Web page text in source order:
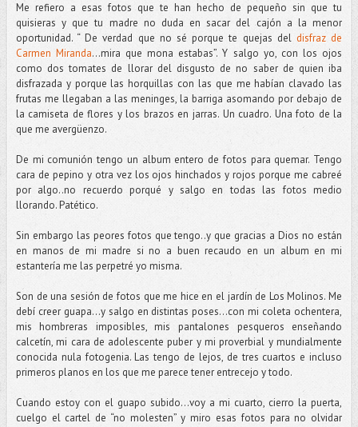
Me refiero a esas fotos que te han hecho de pequeño sin que tu
quisieras y que tu madre no duda en sacar del cajón a la menor
oportunidad. “ De verdad que no sé porque te quejas del disfraz de
Carmen Miranda…mira que mona estabas”. Y salgo yo, con los ojos
como dos tomates de llorar del disgusto de no saber de quien iba
disfrazada y porque las horquillas con las que me habían clavado las
frutas me llegaban a las meninges, la barriga asomando por debajo de
la camiseta de flores y los brazos en jarras. Un cuadro. Una foto de la
que me avergüenzo.
De mi comunión tengo un album entero de fotos para quemar. Tengo
cara de pepino y otra vez los ojos hinchados y rojos porque me cabreé
por algo..no recuerdo porqué y salgo en todas las fotos medio
llorando. Patético.
Sin embargo las peores fotos que tengo..y que gracias a Dios no están
en manos de mi madre si no a buen recaudo en un album en mi
estantería me las perpetré yo misma.
Son de una sesión de fotos que me hice en el jardín de Los Molinos. Me
debí creer guapa…y salgo en distintas poses…con mi coleta ochentera,
mis hombreras imposibles, mis pantalones pesqueros enseñando
calcetín, mi cara de adolescente puber y mi proverbial y mundialmente
conocida nula fotogenia. Las tengo de lejos, de tres cuartos e incluso
primeros planos en los que me parece tener entrecejo y todo.
Cuando estoy con el guapo subido…voy a mi cuarto, cierro la puerta,
cuelgo el cartel de “no molesten” y miro esas fotos para no olvidar